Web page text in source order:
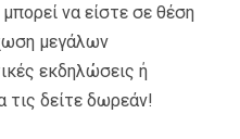
να είστε σε θέση
μεγάλων
εκδηλώσεις ή
τις δείτε δωρεάν!